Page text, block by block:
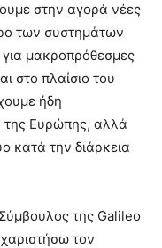
στην αγορά νέες
των συστημάτων
μακροπρόθεσμες
στο πλαίσιο του
ήδη
της Ευρώπης, αλλά
κατά την διάρκεια
της Galileo
τον